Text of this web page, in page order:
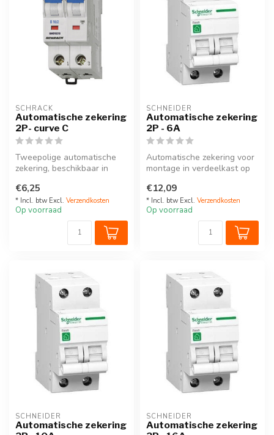
SCHRACK
Automatische zekering
2P- curve C
Tweepolige automatische
zekering, beschikbaar in
€6,25
* Incl. btw Excl. Verzendkosten
Op voorraad
SCHNEIDER
Automatische zekering
2P - 6A
Automatische zekering voor
montage in verdeelkast op
€12,09
* Incl. btw Excl. Verzendkosten
Op voorraad
SCHNEIDER
Automatische zekering
SCHNEIDER
Automatische zekering